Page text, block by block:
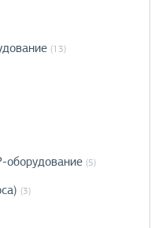
(13)
оборудование (5)
(3)